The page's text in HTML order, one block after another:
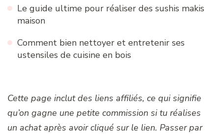
Le guide ultime pour réaliser des sushis makis
maison
Comment bien nettoyer et entretenir ses
ustensiles de cuisine en bois
Cette page inclut des liens affiliés, ce qui signifie
qu’on gagne une petite commission si tu réalises
un achat après avoir cliqué sur le lien. Passer par